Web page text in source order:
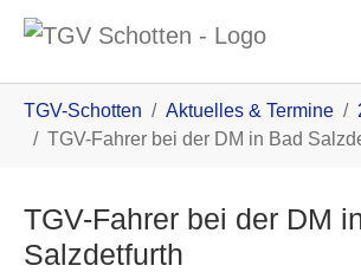
TGV-Schotten Aktuelles & Termine
TGV-Fahrer bei der DM in Bad
TGV-Fahrer bei der DM
Salzdetfurth